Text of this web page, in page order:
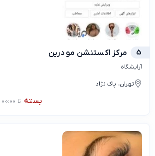
5 مرکز اکستنشن مو درین
آرایشگاه
تهران، پاک نژاد
بسته تا 00:00